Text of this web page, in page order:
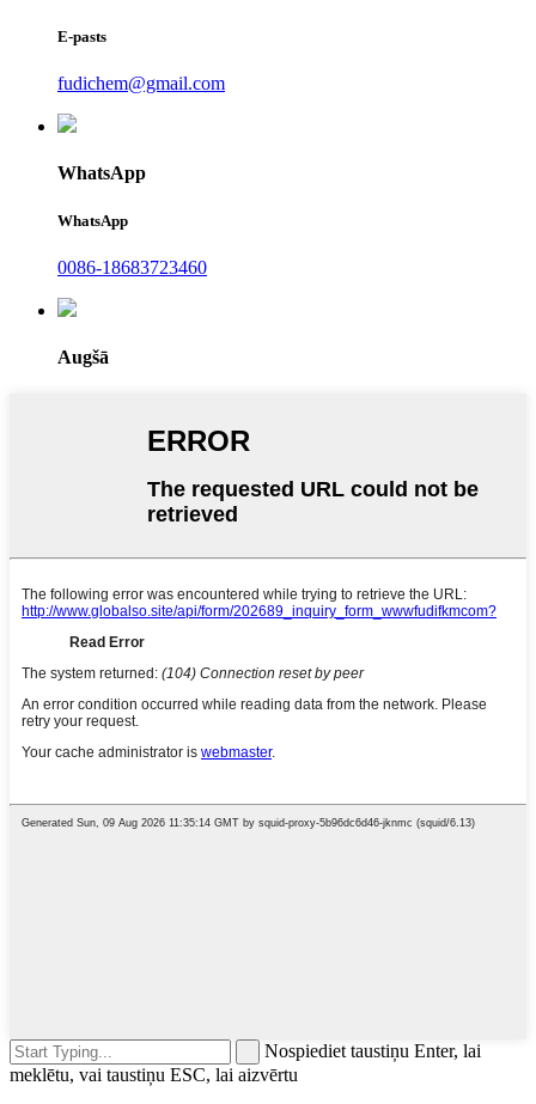
E-pasts
fudichem@gmail.com
WhatsApp
WhatsApp
0086-18683723460
Augšā
Nospiediet taustiņu Enter, lai
meklētu, vai taustiņu ESC, lai aizvērtu